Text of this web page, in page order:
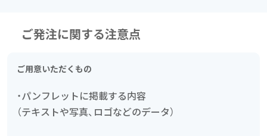
ご発注に関する注意点
ご用意いただくもの
・パンフレットに掲載する内容
（テキストや写真、ロゴなどのデータ）